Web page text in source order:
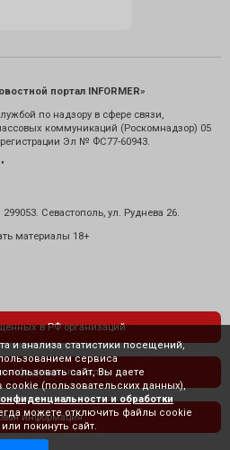
портал INFORMER»
по надзору в сфере связи,
коммуникаций (Роскомнадзор) 05
регистрации Эл № ФС77-60943.
Севастополь, ул. Руднева 26.
материалы 18+
в РФ организаций
информация
и анализа статистики посещений,
сервиса
сайт, Вы даете
cookie (пользовательских данных),
и обработки
можете отключить файлы cookie
покинуть сайт.